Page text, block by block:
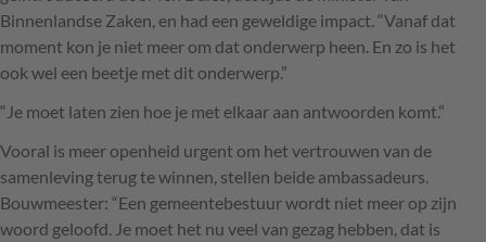
Binnenlandse Zaken, en had een geweldige impact. “Vanaf dat
moment kon je niet meer om dat onderwerp heen. En zo is het
ook wel een beetje met dit onderwerp.”
“Je moet laten zien hoe je met elkaar aan antwoorden komt.”
Vooral is meer openheid urgent om het vertrouwen van de
samenleving terug te winnen, stellen beide ambassadeurs.
Bouwmeester: “Een gemeentebestuur wordt niet meer op zijn
woord geloofd. Je moet het nu veel van gezag hebben, dat is